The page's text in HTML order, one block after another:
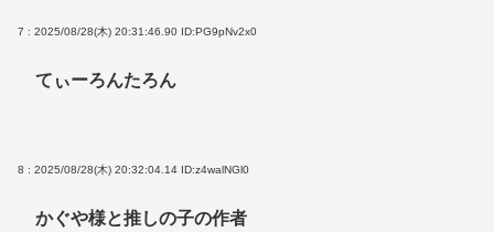
7 : 2025/08/28(木) 20:31:46.90 ID:PG9pNv2x0
てぃーろんたろん
8 : 2025/08/28(木) 20:32:04.14 ID:z4walNGl0
かぐや様と推しの子の作者